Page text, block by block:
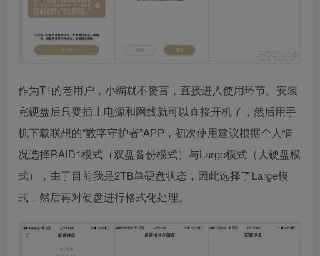
作为T1的老用户，小编就不赘言，直接进入使用环节。安装
完硬盘后只要插上电源和网线就可以直接开机了，然后用手
机下载联想的“数字守护者”APP，初次使用建议根据个人情
况选择RAID1模式（双盘备份模式）与Large模式（大硬盘模
式），由于目前我是2TB单硬盘状态，因此选择了Large模
式，然后再对硬盘进行格式化处理。